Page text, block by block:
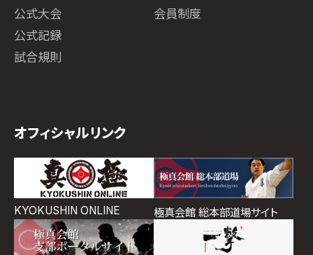
公式大会
公式記録
試合規則
会員制度
オフィシャルリンク
KYOKUSHIN ONLINE 極真会館 総本部道場サイト